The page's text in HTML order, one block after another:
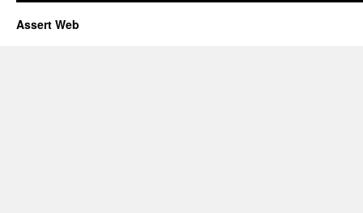
Assert Web